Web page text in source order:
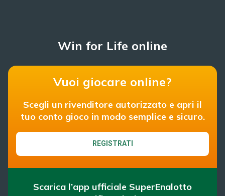
Win for Life online
Vuoi giocare online?
Scegli un rivenditore autorizzato e apri il
tuo conto gioco in modo semplice e sicuro.
REGISTRATI
Scarica l’app ufficiale SuperEnalotto